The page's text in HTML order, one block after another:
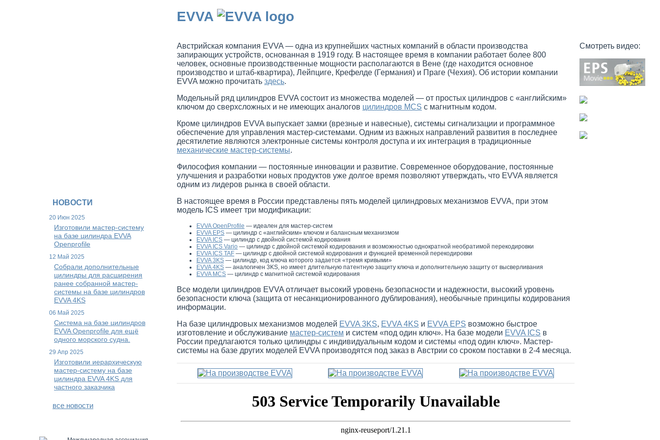
НОВОСТИ
20 Июн 2025
Изготовили мастер-систему
на базе цилиндра EVVA
Openprofile
12 Май 2025
Собрали дополнительные
цилиндры для расширения
ранее собранной мастер-
системы на базе цилиндров
EVVA 4KS
06 Май 2025
Система на базе цилиндров
EVVA Openprofile для ещё
одного морского судна.
29 Апр 2025
Изготовили иерархическую
мастер-систему на базе
цилиндра EVVA 4KS для
частного заказчика
все новости
EVVA
Австрийская компания EVVA — одна из крупнейших частных компаний в области производства
запирающих устройств, основанная в 1919 году. В настоящее время в компании работает более 800
человек, основные производственные мощности располагаются в Вене (где находится основное
производство и штаб-квартира), Лейпциге, Крефелде (Германия) и Праге (Чехия). Об истории компании
EVVA можно прочитать здесь.
Модельный ряд цилиндров EVVA состоит из множества моделей — от простых цилиндров с «английским»
ключом до сверхсложных и не имеющих аналогов цилиндров MCS с магнитным кодом.
Кроме цилиндров EVVA выпускает замки (врезные и навесные), системы сигнализации и программное
обеспечение для управления мастер-системами. Одним из важных направлений развития в последнее
десятилетие являются электронные системы контроля доступа и их интеграция в традиционные
механические мастер-системы.
Философия компании — постоянные инновации и развитие. Современное оборудование, постоянные
улучшения и разработки новых продуктов уже долгое время позволяют утверждать, что EVVA является
одним из лидеров рынка в своей области.
В настоящее время в России представлены пять моделей цилиндровых механизмов EVVA, при этом
модель ICS имеет три модификации:
EVVA OpenProfile — идеален для мастер-систем
EVVA EPS — цилиндр с «английским» ключом и балансным механизмом
EVVA ICS — цилиндр с двойной системой кодирования
EVVA ICS Vario — цилиндр с двойной системой кодирования и возможностью однократной необратимой перекодировки
EVVA ICS TAF — цилиндр с двойной системой кодирования и функцией временной перекодировки
EVVA 3KS — цилиндр, код ключа которого задается «тремя кривыми»
EVVA 4KS — аналогичен 3KS, но имеет длительную патентную защиту ключа и дополнительную защиту от высверливания
EVVA MCS — цилиндр с магнитной системой кодирования
Все модели цилиндров EVVA отличает высокий уровень безопасности и надежности, высокий уровень
безопасности ключа (защита от несанкционированного дублирования), необычные принципы кодирования
информации.
На базе цилиндровых механизмов моделей EVVA 3KS, EVVA 4KS и EVVA EPS возможно быстрое
изготовление и обслуживание мастер-систем и систем «под один ключ». На базе модели EVVA ICS в
России предлагаются только цилиндры с индивидуальным кодом и системы «под один ключ». Мастер-
системы на базе других моделей EVVA производятся под заказ в Австрии со сроком поставки в 2-4 месяца.
Смотреть видео: